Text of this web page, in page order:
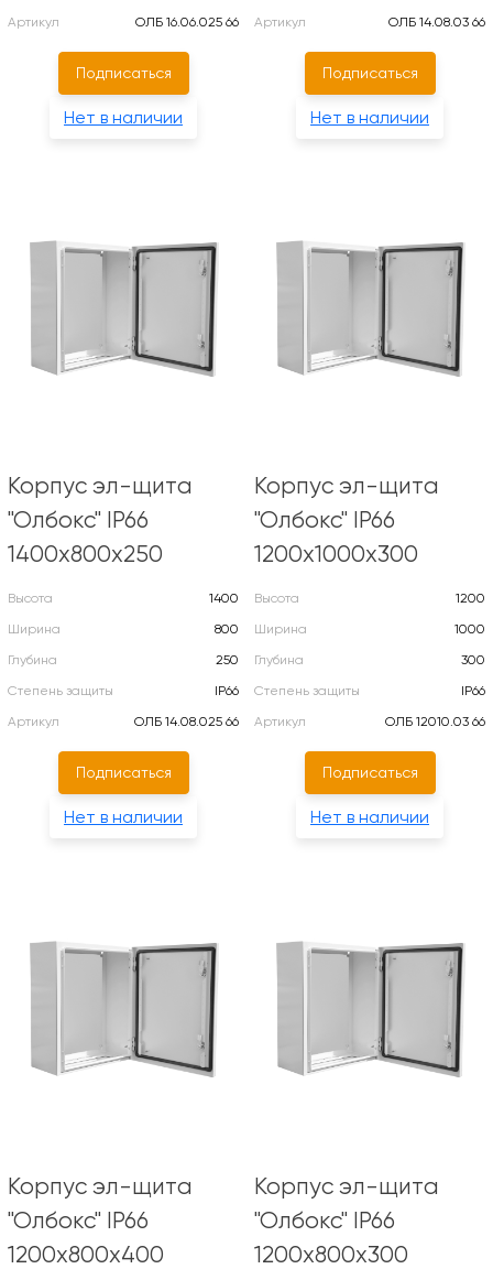
Артикул
ОЛБ 16.06.025 66
Подписаться
Нет в наличии
Артикул
ОЛБ 14.08.03 66
Подписаться
Нет в наличии
Корпус эл-щита
"Олбокс" IP66
1400х800х250
Высота
1400
Ширина
800
Глубина
250
Степень защиты
IP66
Артикул
ОЛБ 14.08.025 66
Подписаться
Нет в наличии
Корпус эл-щита
"Олбокс" IP66
1200х1000х300
Высота
1200
Ширина
1000
Глубина
300
Степень защиты
IP66
Артикул
ОЛБ 12010.03 66
Подписаться
Нет в наличии
Корпус эл-щита
"Олбокс" IP66
1200х800х400
Корпус эл-щита
"Олбокс" IP66
1200х800х300